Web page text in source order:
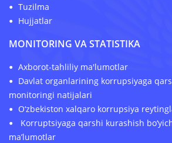
Tuzilma
Hujjatlar
MONITORING VA STATISTIKA
Axborot-tahliliy ma'lumotlar
Davlat organlarining korrupsiyaga
monitoringi natijalari
O‘zbekiston xalqaro korrupsiya
Korruptsiyaga qarshi kurashish
ma’lumotlar